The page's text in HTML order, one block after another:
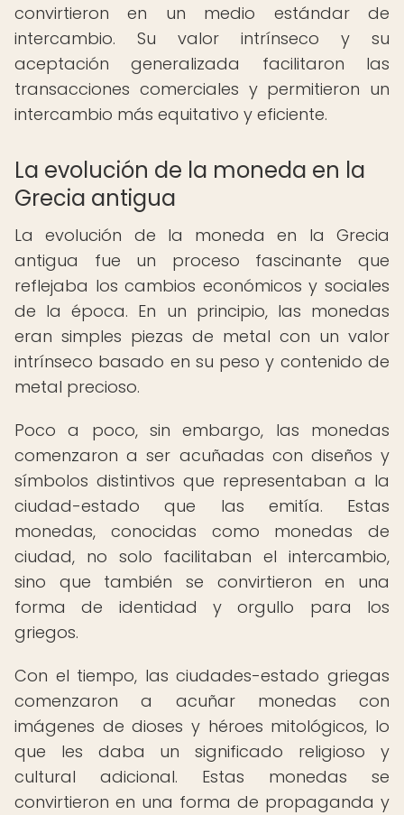
convirtieron en un medio estándar de
intercambio. Su valor intrínseco y su
aceptación generalizada facilitaron las
transacciones comerciales y permitieron un
intercambio más equitativo y eficiente.
La evolución de la moneda en la
Grecia antigua
La evolución de la moneda en la Grecia
antigua fue un proceso fascinante que
reflejaba los cambios económicos y sociales
de la época. En un principio, las monedas
eran simples piezas de metal con un valor
intrínseco basado en su peso y contenido de
metal precioso.
Poco a poco, sin embargo, las monedas
comenzaron a ser acuñadas con diseños y
símbolos distintivos que representaban a la
ciudad-estado que las emitía. Estas
monedas, conocidas como monedas de
ciudad, no solo facilitaban el intercambio,
sino que también se convirtieron en una
forma de identidad y orgullo para los
griegos.
Con el tiempo, las ciudades-estado griegas
comenzaron a acuñar monedas con
imágenes de dioses y héroes mitológicos, lo
que les daba un significado religioso y
cultural adicional. Estas monedas se
convirtieron en una forma de propaganda y